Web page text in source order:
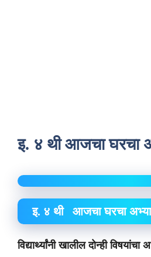
इ. ४ थी आजचा घरचा
इ. ४ थी आजचा घरचा
विद्यार्थ्यांनी खालील दोन्ही विषयांचा